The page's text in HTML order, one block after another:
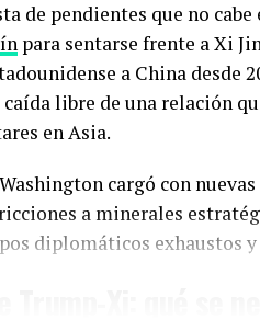
de pendientes que no cabe
para sentarse frente a Xi
a China desde
libre de una relación
en Asia.
cargó con nuevas
a minerales
diplomáticos exhaustos